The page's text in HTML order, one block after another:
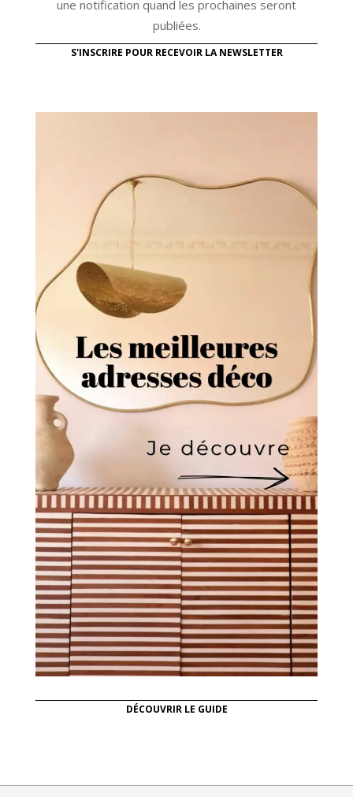
une notification quand les prochaines seront
publiées.
S'INSCRIRE POUR RECEVOIR LA NEWSLETTER
DÉCOUVRIR LE GUIDE